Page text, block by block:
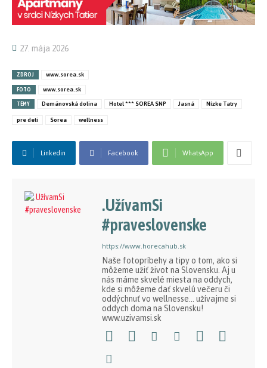
27. mája 2026
ZDROJ www.sorea.sk
FOTO www.sorea.sk
TÉMY Demänovská dolina Hotel *** SOREA SNP Jasná Nízke Tatry
pre deti Sorea wellness
Linkedin Facebook WhatsApp
.UžívamSi
#praveslovenske
https://www.horecahub.sk
Naše fotopríbehy a tipy o tom, ako si
môžeme užiť život na Slovensku. Aj u
nás máme skvelé miesta na oddych,
kde si môžeme dať skvelú večeru či
oddýchnuť vo wellnesse... užívajme si
oddych doma na Slovensku!
www.uzivamsi.sk